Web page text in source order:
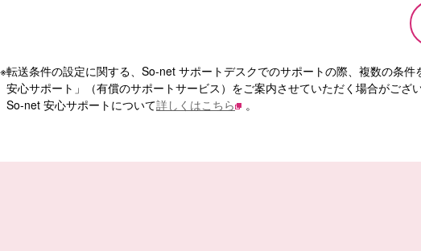
※転送条件の設定に関する、So-net サポートデスクでのサポートの際、複数の条
安心サポート」（有償のサポートサービス）をご案内させていただく場合がござい
So-net 安心サポートについて詳しくはこちら 。